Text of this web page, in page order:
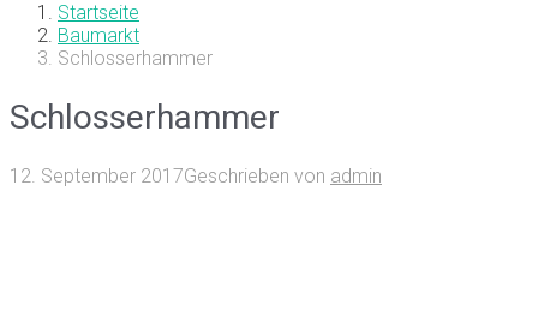
Startseite
Baumarkt
Schlosserhammer
Schlosserhammer
12. September 2017Geschrieben von admin